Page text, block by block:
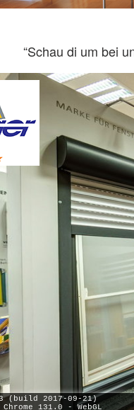
“Schau di um bei